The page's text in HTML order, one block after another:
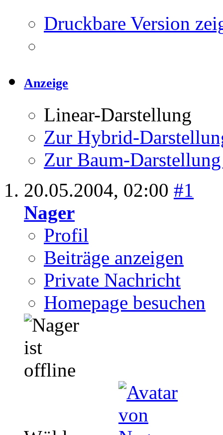
Druckbare Version
Anzeige
Linear-Darstellung
Zur Hybrid-
Zur Baum-
20.05.2004, 02:00 #1
Nager
Profil
Beiträge anzeigen
Private Nachricht
Homepage besuchen